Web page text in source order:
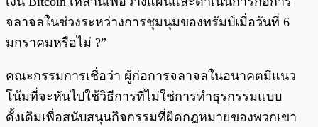
จลาจลในช่วงระหว่างการชุมนุมของทรัมป์เมื่อวันที่ 6
มกราคมหรือไม่ ?”
คณะกรรมการเชื่อว่า ผู้ก่อการจลาจลในอนาคตมีแนว
โน้มที่จะหันไปใช้วิธีการที่ไม่ใช่การทำธุรกรรมแบบ
ดั้งเดิมเพื่อสนับสนุนกิจกรรมที่ผิดกฎหมายของพวกเขา